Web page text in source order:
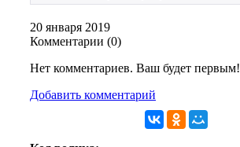
20 января 2019
Комментарии (0)
Нет комментариев. Ваш будет первым!
Добавить комментарий